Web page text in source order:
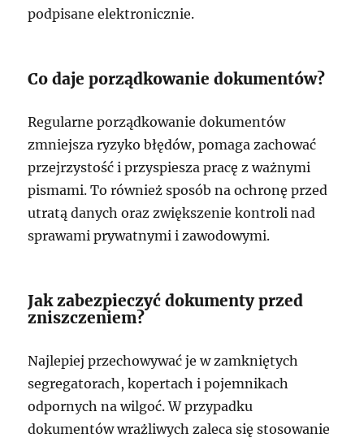
podpisane elektronicznie.
Co daje porządkowanie dokumentów?
Regularne porządkowanie dokumentów
zmniejsza ryzyko błędów, pomaga zachować
przejrzystość i przyspiesza pracę z ważnymi
pismami. To również sposób na ochronę przed
utratą danych oraz zwiększenie kontroli nad
sprawami prywatnymi i zawodowymi.
Jak zabezpieczyć dokumenty przed
zniszczeniem?
Najlepiej przechowywać je w zamkniętych
segregatorach, kopertach i pojemnikach
odpornych na wilgoć. W przypadku
dokumentów wrażliwych zaleca się stosowanie